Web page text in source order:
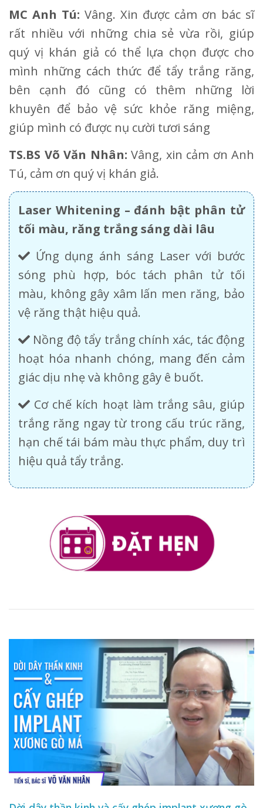
MC Anh Tú: Vâng. Xin được cảm ơn bác sĩ
rất nhiều với những chia sẻ vừa rồi, giúp
quý vị khán giả có thể lựa chọn được cho
mình những cách thức để tẩy trắng răng,
bên cạnh đó cũng có thêm những lời
khuyên để bảo vệ sức khỏe răng miệng,
giúp mình có được nụ cười tươi sáng
TS.BS Võ Văn Nhân: Vâng, xin cảm ơn Anh
Tú, cảm ơn quý vị khán giả.
Laser Whitening – đánh bật phân tử
tối màu, răng trắng sáng dài lâu
Ứng dụng ánh sáng Laser với bước
sóng phù hợp, bóc tách phân tử tối
màu, không gây xâm lấn men răng, bảo
vệ răng thật hiệu quả.
Nồng độ tẩy trắng chính xác, tác động
hoạt hóa nhanh chóng, mang đến cảm
giác dịu nhẹ và không gây ê buốt.
Cơ chế kích hoạt làm trắng sâu, giúp
trắng răng ngay từ trong cấu trúc răng,
hạn chế tái bám màu thực phẩm, duy trì
hiệu quả tẩy trắng.